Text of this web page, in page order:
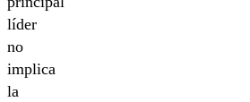
líder
no
implica
la